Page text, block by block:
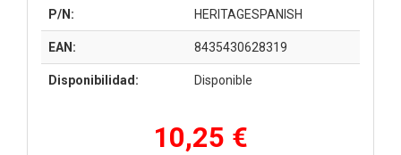
P/N: HERITAGESPANISH
EAN: 8435430628319
Disponibilidad: Disponible
10,25 €